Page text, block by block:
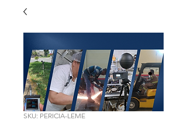
SKU: PERICIA-LEME